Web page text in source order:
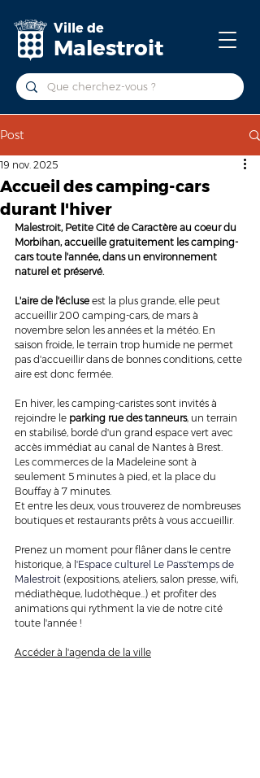
Ville de
Malestroit
Post
Accueil des camping-cars
durant l'hiver
19 nov. 2025
Malestroit, Petite Cité de Caractère au coeur du
Morbihan, accueille gratuitement les camping-
cars toute l'année, dans un environnement
naturel et préservé.
L'aire de l'écluse est la plus grande, elle peut
accueillir 200 camping-cars, de mars à
novembre selon les années et la météo. En
saison froide, le terrain trop humide ne permet
pas d'accueillir dans de bonnes conditions, cette
aire est donc fermée.
En hiver, les camping-caristes sont invités à
rejoindre le parking rue des tanneurs, un terrain
en stabilisé, bordé d'un grand espace vert avec
accès immédiat au canal de Nantes à Brest.
Les commerces de la Madeleine sont à
seulement 5 minutes à pied, et la place du
Bouffay à 7 minutes.
Et entre les deux, vous trouverez de nombreuses
boutiques et restaurants prêts à vous accueillir.
Prenez un moment pour flâner dans le centre
historique, à l 'Espace culturel Le Pass'temps de
Malestroit (expositions, ateliers, salon presse, wifi,
médiathèque, ludothèque...) et profiter des
animations qui rythment la vie de notre cité
toute l'année !
Accéder à l'agenda de la ville